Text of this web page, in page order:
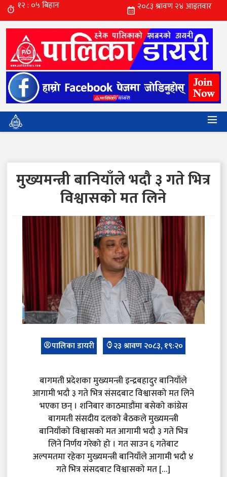
मुख्यमन्त्री बानियाँले भदौ ३ गते भित्र
विश्वासको मत लिने
पालिका डायरी २३ श्रावण २०८३, १९:२०
बागमती प्रदेशका मुख्यमन्त्री इन्द्रबहादुर बानियाँले
आगामी भदौ ३ गते भित्र संसदबाट विश्वासको मत लिने
भएका छन् । शनिबार काठमाडौंमा बसेको कांग्रेस
बागमती संसदीय दलको बैठकले मुख्यमन्त्री
बानियाँको विश्वासको मत आगामी भदौ ३ गते भित्र
लिने निर्णय गरेको हो । गत साउन ६ गतेबाट
अल्पमतमा रहेका मुख्यमन्त्री बानियाँले आगामी भदौ ४
गते भित्र संसदबाट विश्वासको मत […]